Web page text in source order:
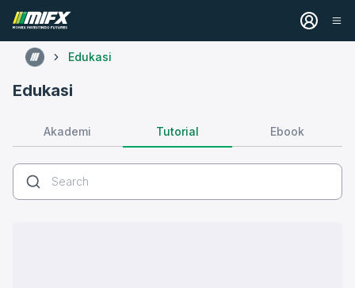
Edukasi
Edukasi
Akademi Tutorial Ebook